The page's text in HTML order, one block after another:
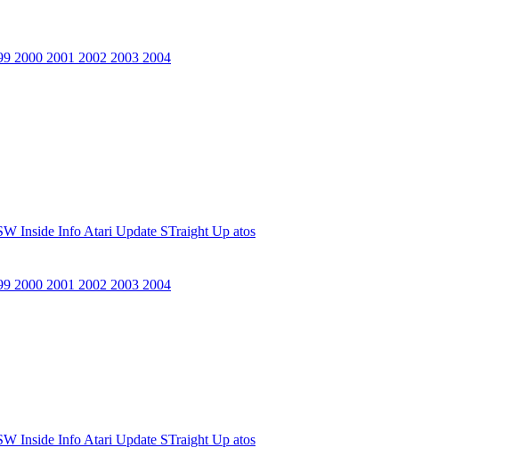
2000 2001 2002 2003 2004
Inside Info Atari Update STraight Up atos
2000 2001 2002 2003 2004
Inside Info Atari Update STraight Up atos